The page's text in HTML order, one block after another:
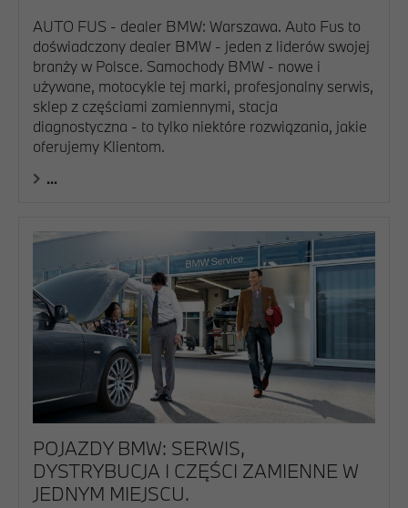
AUTO FUS - dealer BMW: Warszawa. Auto Fus to
doświadczony dealer BMW - jeden z liderów swojej
branży w Polsce. Samochody BMW - nowe i
używane, motocykle tej marki, profesjonalny serwis,
sklep z częściami zamiennymi, stacja
diagnostyczna - to tylko niektóre rozwiązania, jakie
oferujemy Klientom.
...
POJAZDY BMW: SERWIS,
DYSTRYBUCJA I CZĘŚCI ZAMIENNE W
JEDNYM MIEJSCU.